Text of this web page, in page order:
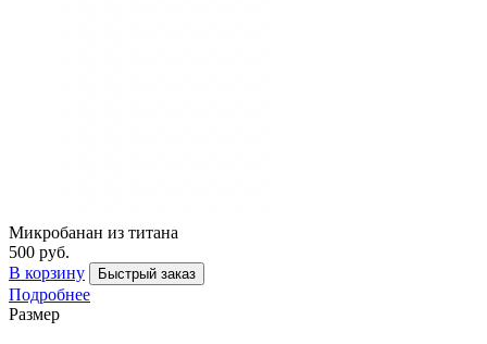
Микробанан из титана
500 руб.
В корзину
Быстрый заказ
Подробнее
Размер